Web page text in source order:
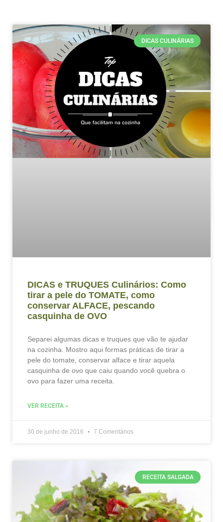
DICAS CULINÁRIAS
DICAS e TRUQUES Culinários: Como
tirar a pele do TOMATE, como
conservar ALFACE, pescando
casquinha de OVO
Separei algumas dicas e truques que vão te ajudar
na cozinha. Mostro aqui formas práticas de tirar a
pele do tomate, conservar alface e tirar aquela
casquinha de ovo que caiu quando você quebra o
ovo para fazer uma receita.
VER RECEITA »
30 de junho de 2016 7 Comentários
RECEITA SALGADA